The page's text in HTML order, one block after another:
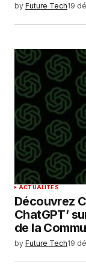
by Future Tech19
ACTUALITÉS
Découvrez
ChatGPT’
de la
by Future Tech19